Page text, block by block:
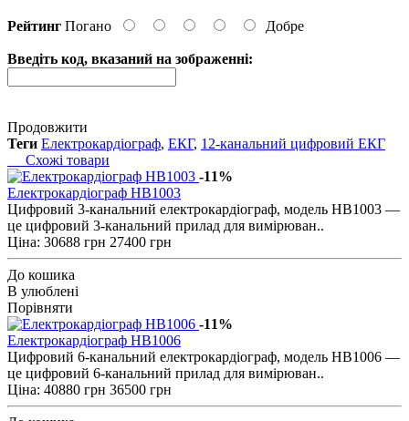
Рейтинг Погано Добре
Введіть код, вказаний на зображенні:
Продовжити
Теги Електрокардіограф, ЕКГ, 12-канальний цифровий ЕКГ
Схожі товари
-11%
Електрокардіограф HB1003
Цифровий 3-канальний електрокардіограф, модель HB1003 —
це цифровий 3-канальний прилад для вимірюван..
Ціна: 30688 грн 27400 грн
До кошика
В улюблені
Порівняти
-11%
Електрокардіограф HB1006
Цифровий 6-канальний електрокардіограф, модель HB1006 —
це цифровий 6-канальний прилад для вимірюван..
Ціна: 40880 грн 36500 грн